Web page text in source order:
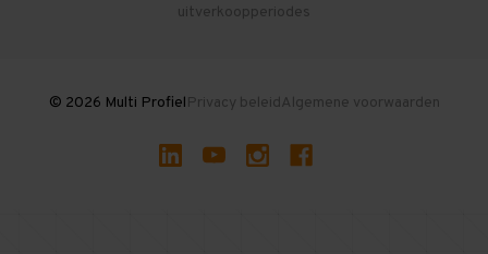
uitverkoopperiodes
© 2026 Multi ProfielPrivacy beleidAlgemene voorwaarden